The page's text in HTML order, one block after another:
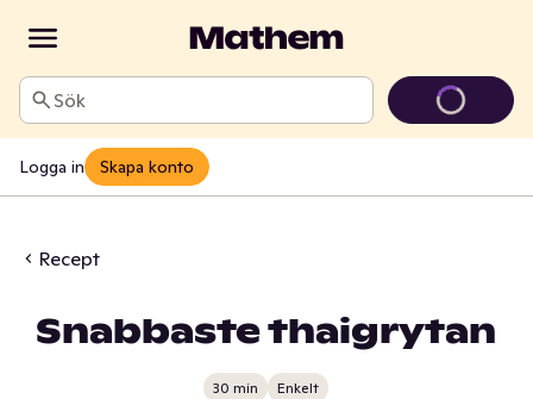
Sök
Logga in Skapa konto
Recept
Snabbaste thaigrytan
30 min Enkelt